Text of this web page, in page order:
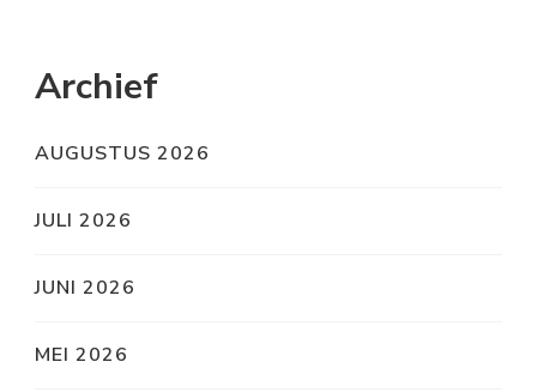
Archief
AUGUSTUS 2026
JULI 2026
JUNI 2026
MEI 2026